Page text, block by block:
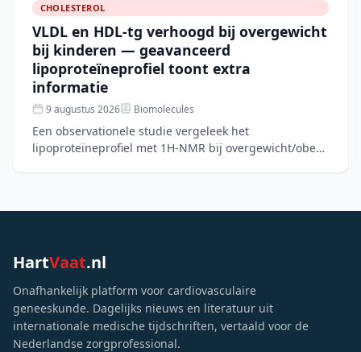
CHOLESTEROL
VLDL en HDL-tg verhoogd bij overgewicht
bij kinderen — geavanceerd
lipoproteïneprofiel toont extra
informatie
9 augustus 2026 Biomolecules
Een observationele studie vergeleek het
lipoproteïneprofiel met 1H-NMR bij overgewicht/obese
HartVaat.nl
Onafhankelijk platform voor cardiovasculaire
geneeskunde. Dagelijks nieuws en literatuur uit
internationale medische tijdschriften, vertaald voor de
Nederlandse zorgprofessional.